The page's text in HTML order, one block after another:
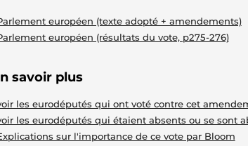
européen (texte adopté + amendements)
européen (résultats du vote, p275-276)
savoir plus
les eurodéputés qui ont voté contre cet
les eurodéputés qui étaient absents ou se sont
sur l'importance de ce vote par Bloom